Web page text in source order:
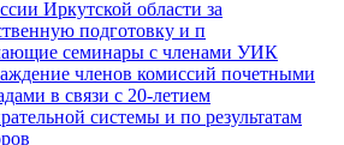
Иркутской области за
подготовку и п
семинары с членами УИК
членов комиссий почетными
в связи с 20-летием
системы и по результатам